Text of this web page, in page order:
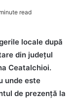
read
locale după
din județul
Ceatalchioi.
unde este
de prezență la